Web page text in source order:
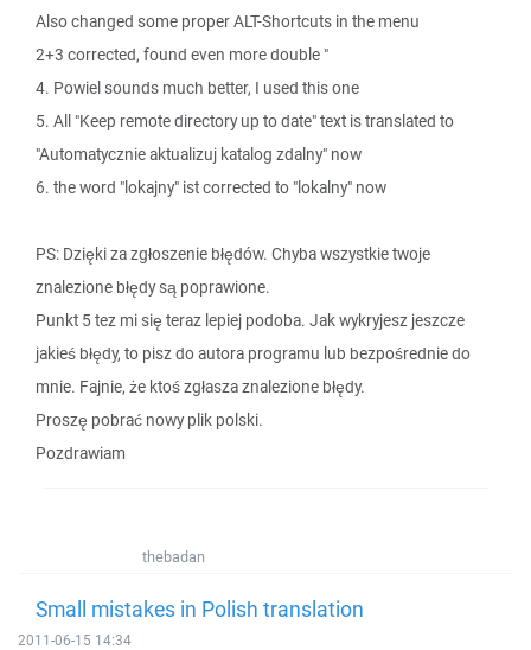
Also changed some proper ALT-Shortcuts in the menu
2+3 corrected, found even more double "
4. Powiel sounds much better, I used this one
5. All "Keep remote directory up to date" text is translated to
"Automatycznie aktualizuj katalog zdalny" now
6. the word "lokajny" ist corrected to "lokalny" now
PS: Dzięki za zgłoszenie błędów. Chyba wszystkie twoje
znalezione błędy są poprawione.
Punkt 5 tez mi się teraz lepiej podoba. Jak wykryjesz jeszcze
jakieś błędy, to pisz do autora programu lub bezpośrednie do
mnie. Fajnie, że ktoś zgłasza znalezione błędy.
Proszę pobrać nowy plik polski.
Pozdrawiam
thebadan
Small mistakes in Polish translation
2011-06-15 14:34